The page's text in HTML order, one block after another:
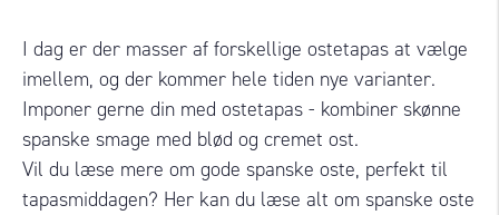
I dag er der masser af forskellige ostetapas at vælge
imellem, og der kommer hele tiden nye varianter.
Imponer gerne din med ostetapas - kombiner skønne
spanske smage med blød og cremet ost.
Vil du læse mere om gode spanske oste, perfekt til
tapasmiddagen? Her kan du læse alt om spanske oste